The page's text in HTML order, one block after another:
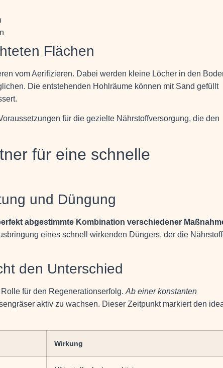
Flächen
vom Aerifizieren. Dabei werden kleine Löcher in den
Die entstehenden Hohlräume können mit Sand gefüllt
für die gezielte Nährstoffversorgung, die den
für eine schnelle
und Düngung
abgestimmte Kombination verschiedener
eines schnell wirkenden Düngers, der die
den Unterschied
für den Regenerationserfolg. Ab einer konstanten
aktiv zu wachsen. Dieser Zeitpunkt markiert den
Wirkung